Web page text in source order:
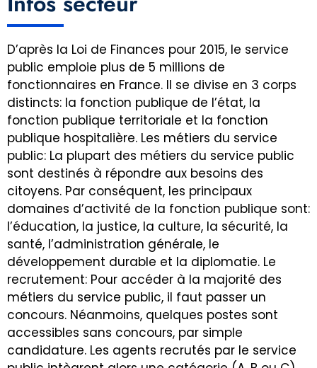
D’après la Loi de Finances pour 2015, le service
public emploie plus de 5 millions de
fonctionnaires en France. Il se divise en 3 corps
distincts: la fonction publique de l’état, la
fonction publique territoriale et la fonction
publique hospitalière. Les métiers du service
public: La plupart des métiers du service public
sont destinés à répondre aux besoins des
citoyens. Par conséquent, les principaux
domaines d’activité de la fonction publique sont:
l’éducation, la justice, la culture, la sécurité, la
santé, l’administration générale, le
développement durable et la diplomatie. Le
recrutement: Pour accéder à la majorité des
métiers du service public, il faut passer un
concours. Néanmoins, quelques postes sont
accessibles sans concours, par simple
candidature. Les agents recrutés par le service